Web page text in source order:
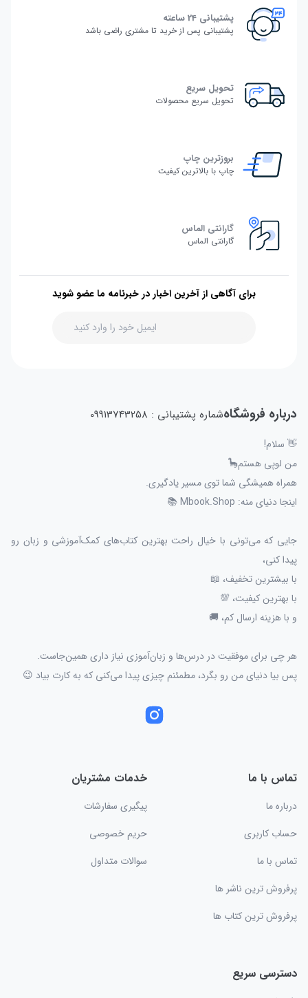
پشتیبانی 24 ساعته
پشتیبانی پس از خرید تا مشتری راضی باشد
تحویل سریع
تحویل سریع محصولات
بروزترین چاپ
چاپ با بالاترین کیفیت
گارانتی الماس
گارانتی الماس
برای آگاهی از آخرین اخبار در خبرنامه ما عضو شوید
درباره فروشگاهشماره پشتیبانی : 09913743258
👋 سلام!
من لوپی هستم🦕
همراه همیشگی شما توی مسیر یادگیری.
اینجا دنیای منه: Mbook.Shop 📚
جایی که می‌تونی با خیال راحت بهترین کتاب‌های کمک‌آموزشی و زبان رو
پیدا کنی،
با بیشترین تخفیف، 📖
با بهترین کیفیت، 💯
و با هزینه ارسال کم، 🚚
هر چی برای موفقیت در درس‌ها و زبان‌آموزی نیاز داری همین‌جاست.
پس بیا دنیای من رو بگرد، مطمئنم چیزی پیدا می‌کنی که به کارت بیاد 😉
تماس با ما
درباره ما
حساب کاربری
تماس با ما
پرفروش ترین ناشر ها
پرفروش ترین کتاب ها
خدمات مشتریان
پیگیری سفارشات
حریم خصوصی
سوالات متداول
دسترسی سریع